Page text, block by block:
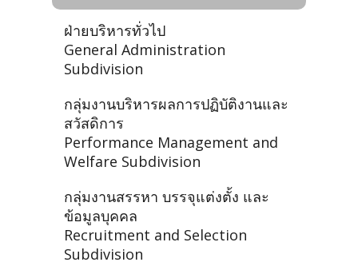
ฝ่ายบริหารทั่วไป
General Administration
Subdivision
กลุ่มงานบริหารผลการปฏิบัติงานและ
สวัสดิการ
Performance Management and
Welfare Subdivision
กลุ่มงานสรรหา บรรจุแต่งตั้ง และ
ข้อมูลบุคคล
Recruitment and Selection
Subdivision